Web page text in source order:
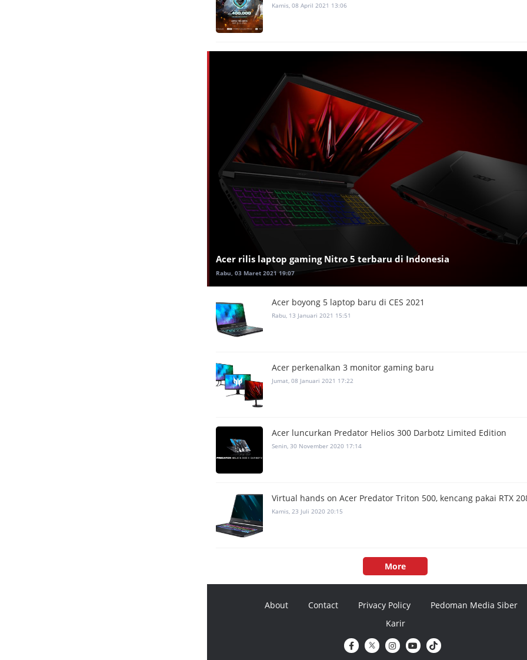
Kamis, 08 April 2021 13:06
Acer rilis laptop gaming Nitro 5 terbaru di Indonesia
Rabu, 03 Maret 2021 19:07
Acer boyong 5 laptop baru di CES 2021
Rabu, 13 Januari 2021 15:51
Acer perkenalkan 3 monitor gaming baru
Jumat, 08 Januari 2021 17:22
Acer luncurkan Predator Helios 300 Darbotz Limited Edition
Senin, 30 November 2020 17:14
Virtual hands on Acer Predator Triton 500, kencang pakai RTX
Kamis, 23 Juli 2020 20:15
More
About Contact Privacy Policy
Pedoman Media Siber
Karir